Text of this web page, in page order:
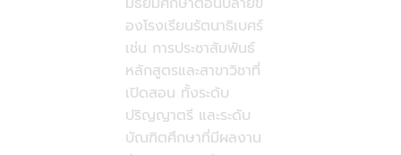
องโรงเรียนรัตนาธิเบศร์
เช่น การประชาสัมพันธ์
หลักสูตรและสาขาวิชาที่
เปิดสอน ทั้งระดับ
ปริญญาตรี และระดับ
บัณฑิตศึกษาที่มีผลงาน